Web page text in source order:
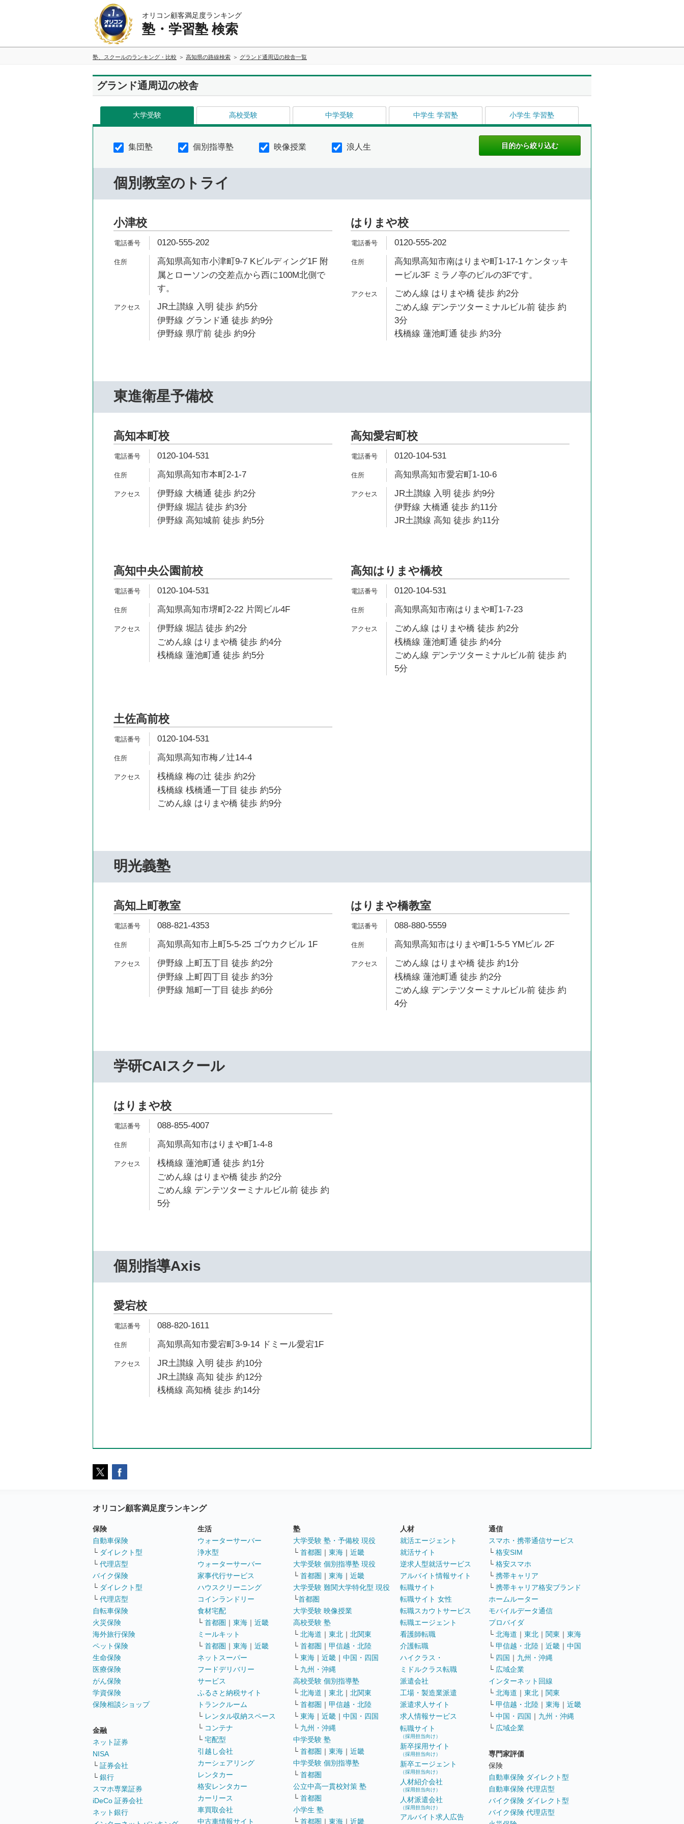
オリコン顧客満足度ランキング
塾・学習塾 検索
塾、スクールのランキング・比較 高知県の路線検索 グランド通周辺の校舎一覧
グランド通周辺の校舎
大学受験 高校受験 中学受験 中学生 学習塾 小学生 学習塾
集団塾 個別指導塾 映像授業 浪人生
個別教室のトライ
小津校
0120-555-202
高知県高知市小津町9-7 Kビルディング1F 附
属とローソンの交差点から西に100M北側で
す。
JR土讃線 入明 徒歩 約5分
伊野線 グランド通 徒歩 約9分
伊野線 県庁前 徒歩 約9分
はりまや校
0120-555-202
高知県高知市南はりまや町1-17-1 ケンタッキ
ービル3F ミラノ亭のビルの3Fです。
ごめん線 はりまや橋 徒歩 約2分
ごめん線 デンテツターミナルビル前 徒歩 約
3分
桟橋線 蓮池町通 徒歩 約3分
東進衛星予備校
高知本町校
0120-104-531
高知県高知市本町2-1-7
伊野線 大橋通 徒歩 約2分
伊野線 堀詰 徒歩 約3分
伊野線 高知城前 徒歩 約5分
高知愛宕町校
0120-104-531
高知県高知市愛宕町1-10-6
JR土讃線 入明 徒歩 約9分
伊野線 大橋通 徒歩 約11分
JR土讃線 高知 徒歩 約11分
高知中央公園前校
0120-104-531
高知県高知市堺町2-22 片岡ビル4F
伊野線 堀詰 徒歩 約2分
ごめん線 はりまや橋 徒歩 約4分
桟橋線 蓮池町通 徒歩 約5分
高知はりまや橋校
0120-104-531
高知県高知市南はりまや町1-7-23
ごめん線 はりまや橋 徒歩 約2分
桟橋線 蓮池町通 徒歩 約4分
ごめん線 デンテツターミナルビル前 徒歩 約
5分
土佐高前校
0120-104-531
高知県高知市梅ノ辻14-4
桟橋線 梅の辻 徒歩 約2分
桟橋線 桟橋通一丁目 徒歩 約5分
ごめん線 はりまや橋 徒歩 約9分
明光義塾
高知上町教室
088-821-4353
高知県高知市上町5-5-25 ゴウカクビル 1F
伊野線 上町五丁目 徒歩 約2分
伊野線 上町四丁目 徒歩 約3分
伊野線 旭町一丁目 徒歩 約6分
はりまや橋教室
088-880-5559
高知県高知市はりまや町1-5-5 YMビル 2F
ごめん線 はりまや橋 徒歩 約1分
桟橋線 蓮池町通 徒歩 約2分
ごめん線 デンテツターミナルビル前 徒歩 約
4分
学研CAIスクール
はりまや校
088-855-4007
高知県高知市はりまや町1-4-8
桟橋線 蓮池町通 徒歩 約1分
ごめん線 はりまや橋 徒歩 約2分
ごめん線 デンテツターミナルビル前 徒歩 約
5分
個別指導Axis
愛宕校
088-820-1611
高知県高知市愛宕町3-9-14 ドミール愛宕1F
JR土讃線 入明 徒歩 約10分
JR土讃線 高知 徒歩 約12分
桟橋線 高知橋 徒歩 約14分
オリコン顧客満足度ランキング
保険
自動車保険
└ ダイレクト型
└ 代理店型
バイク保険
└ ダイレクト型
└ 代理店型
自転車保険
火災保険
海外旅行保険
ペット保険
生命保険
医療保険
がん保険
学資保険
保険相談ショップ
金融
ネット証券
NISA
└ 証券会社
└ 銀行
スマホ専業証券
iDeCo 証券会社
ネット銀行
生活
ウォーターサーバー
浄水型
ウォーターサーバー
家事代行サービス
ハウスクリーニング
コインランドリー
食材宅配
└ 首都圏 ｜ 東海 ｜ 近畿
ミールキット
└ 首都圏 ｜ 東海 ｜ 近畿
ネットスーパー
フードデリバリー
サービス
ふるさと納税サイト
トランクルーム
└ レンタル収納スペース
└ コンテナ
└ 宅配型
引越し会社
カーシェアリング
レンタカー
格安レンタカー
カーリース
車買取会社
中古車情報サイト
塾
大学受験 塾・予備校 現役
└ 首都圏 ｜ 東海 ｜ 近畿
大学受験 個別指導塾 現役
└ 首都圏 ｜ 東海 ｜ 近畿
大学受験 難関大学特化型 現役
└首都圏
大学受験 映像授業
高校受験 塾
└ 北海道 ｜ 東北 ｜ 北関東
└ 首都圏 ｜ 甲信越・北陸
└ 東海 ｜ 近畿 ｜ 中国・四国
└ 九州・沖縄
高校受験 個別指導塾
└ 北海道 ｜ 東北 ｜ 北関東
└ 首都圏 ｜ 甲信越・北陸
└ 東海 ｜ 近畿 ｜ 中国・四国
└ 九州・沖縄
中学受験 塾
└ 首都圏 ｜ 東海 ｜ 近畿
中学受験 個別指導塾
└ 首都圏
公立中高一貫校対策 塾
└ 首都圏
小学生 塾
└ 首都圏 ｜ 東海 ｜ 近畿
人材
就活エージェント
就活サイト
逆求人型就活サービス
アルバイト情報サイト
転職サイト
転職サイト 女性
転職スカウトサービス
転職エージェント
看護師転職
介護転職
ハイクラス・
ミドルクラス転職
派遣会社
工場・製造業派遣
派遣求人サイト
求人情報サービス
転職サイト
（採用担当向け）
新卒採用サイト
（採用担当向け）
新卒エージェント
（採用担当向け）
人材紹介会社
（採用担当向け）
人材派遣会社
（採用担当向け）
アルバイト求人広告
通信
スマホ・携帯通信サービス
└ 格安SIM
└ 格安スマホ
└ 携帯キャリア
└ 携帯キャリア格安ブランド
ホームルーター
モバイルデータ通信
プロバイダ
└ 北海道 ｜ 東北 ｜ 関東 ｜ 東海
└ 甲信越・北陸 ｜ 近畿 ｜ 中国
└ 四国 ｜ 九州・沖縄
└ 広域企業
インターネット回線
└ 北海道 ｜ 東北 ｜ 関東
└ 甲信越・北陸 ｜ 東海 ｜ 近畿
└ 中国・四国 ｜ 九州・沖縄
└ 広域企業
専門家評価
保険
自動車保険 ダイレクト型
自動車保険 代理店型
バイク保険 ダイレクト型
バイク保険 代理店型